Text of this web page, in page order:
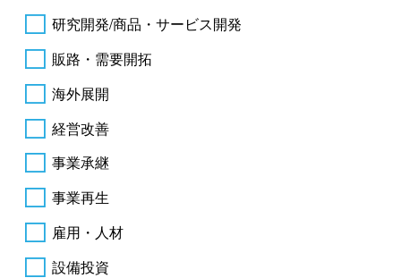
研究開発/商品・サービス開発
販路・需要開拓
海外展開
経営改善
事業承継
事業再生
雇用・人材
設備投資